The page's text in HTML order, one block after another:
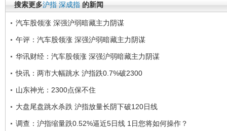
搜索更多沪指 深成指 的新闻
汽车股领涨 深强沪弱暗藏主力阴谋
午评：汽车股领涨 深强沪弱暗藏主力阴谋
华讯财经：汽车股领涨 深强沪弱暗藏主力阴谋
快讯：两市大幅跳水 沪指跌0.7%破2300
山东神光：2300点保不住
大盘尾盘跳水杀跌 沪指放量长阴下破120日线
调查：沪指缩量跌0.52%逼近5日线 1日您将如何操作？